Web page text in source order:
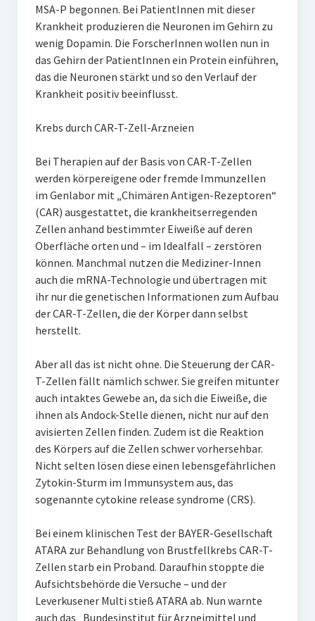
MSA-P begonnen. Bei PatientInnen mit dieser
Krankheit produzieren die Neuronen im Gehirn zu
wenig Dopamin. Die ForscherInnen wollen nun in
das Gehirn der PatientInnen ein Protein einführen,
das die Neuronen stärkt und so den Verlauf der
Krankheit positiv beeinflusst.
Krebs durch CAR-T-Zell-Arzneien
Bei Therapien auf der Basis von CAR-T-Zellen
werden körpereigene oder fremde Immunzellen
im Genlabor mit „Chimären Antigen-Rezeptoren“
(CAR) ausgestattet, die krankheitserregenden
Zellen anhand bestimmter Eiweiße auf deren
Oberfläche orten und – im Idealfall – zerstören
können. Manchmal nutzen die Mediziner-Innen
auch die mRNA-Technologie und übertragen mit
ihr nur die genetischen Informationen zum Aufbau
der CAR-T-Zellen, die der Körper dann selbst
herstellt.
Aber all das ist nicht ohne. Die Steuerung der CAR-
T-Zellen fällt nämlich schwer. Sie greifen mitunter
auch intaktes Gewebe an, da sich die Eiweiße, die
ihnen als Andock-Stelle dienen, nicht nur auf den
avisierten Zellen finden. Zudem ist die Reaktion
des Körpers auf die Zellen schwer vorhersehbar.
Nicht selten lösen diese einen lebensgefährlichen
Zytokin-Sturm im Immunsystem aus, das
sogenannte cytokine release syndrome (CRS).
Bei einem klinischen Test der BAYER-Gesellschaft
ATARA zur Behandlung von Brustfellkrebs CAR-T-
Zellen starb ein Proband. Daraufhin stoppte die
Aufsichtsbehörde die Versuche – und der
Leverkusener Multi stieß ATARA ab. Nun warnte
auch das „Bundesinstitut für Arzneimittel und